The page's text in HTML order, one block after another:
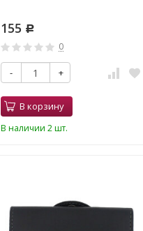
155 Р
0
- +
В корзину
В наличии 2 шт.